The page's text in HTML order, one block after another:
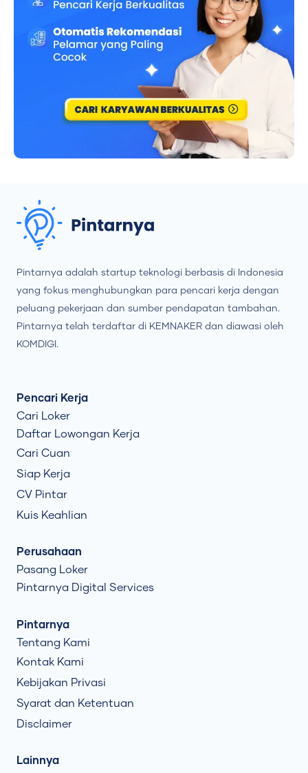
Pintarnya adalah startup teknologi berbasis di Indonesia
yang fokus menghubungkan para pencari kerja dengan
peluang pekerjaan dan sumber pendapatan tambahan.
Pintarnya telah terdaftar di KEMNAKER dan diawasi oleh
KOMDIGI.
Pencari Kerja
Cari Loker
Daftar Lowongan Kerja
Cari Cuan
Siap Kerja
CV Pintar
Kuis Keahlian
Perusahaan
Pasang Loker
Pintarnya Digital Services
Pintarnya
Tentang Kami
Kontak Kami
Kebijakan Privasi
Syarat dan Ketentuan
Disclaimer
Lainnya